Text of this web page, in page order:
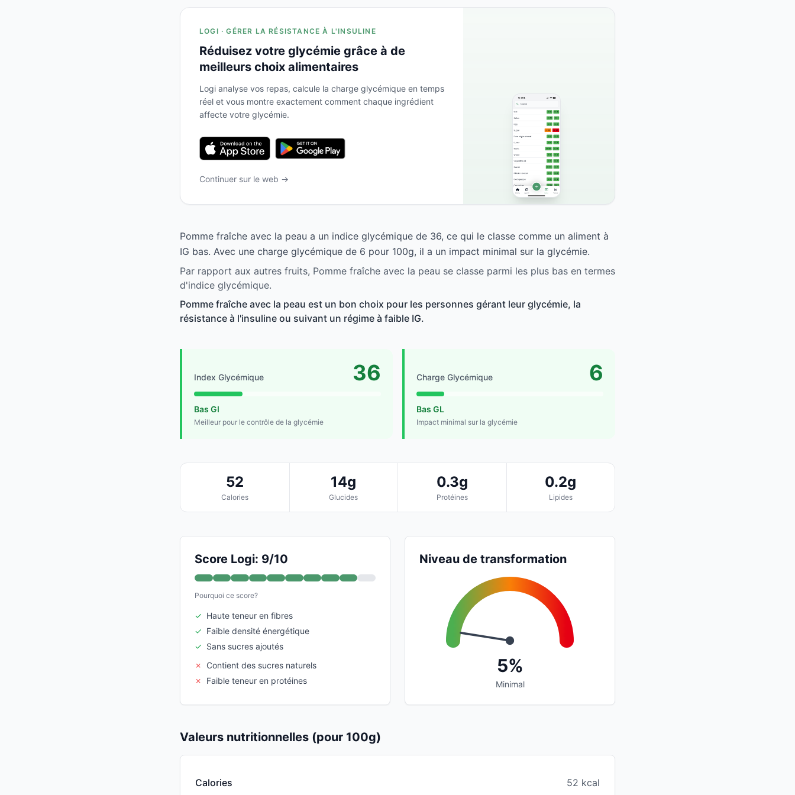
LOGI · GÉRER LA RÉSISTANCE À L'INSULINE
Réduisez votre glycémie grâce à de
meilleurs choix alimentaires
Logi analyse vos repas, calcule la charge glycémique en temps
réel et vous montre exactement comment chaque ingrédient
affecte votre glycémie.
Continuer sur le web →
Pomme fraîche avec la peau a un indice glycémique de 36, ce qui le classe comme un aliment à
IG bas. Avec une charge glycémique de 6 pour 100g, il a un impact minimal sur la glycémie.
Par rapport aux autres fruits, Pomme fraîche avec la peau se classe parmi les plus bas en termes
d'indice glycémique.
Pomme fraîche avec la peau est un bon choix pour les personnes gérant leur glycémie, la
résistance à l'insuline ou suivant un régime à faible IG.
Index Glycémique 36
Bas GI
Meilleur pour le contrôle de la glycémie
Charge Glycémique 6
Bas GL
Impact minimal sur la glycémie
52
Calories
14g
Glucides
0.3g
Protéines
0.2g
Lipides
Score Logi: 9/10
Pourquoi ce score?
✓ Haute teneur en fibres
✓ Faible densité énergétique
✓ Sans sucres ajoutés
✗
Contient des sucres naturels
✗
Faible teneur en protéines
Niveau de transformation
5%
Minimal
Valeurs nutritionnelles (pour 100g)
Calories 52 kcal